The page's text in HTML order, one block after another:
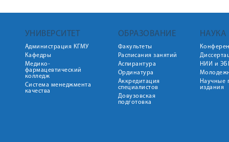
УНИВЕРСИТЕТ
Администрация КГМУ
Кафедры
Медико-
фармацевтический
колледж
Система менеджмента
качества
ОБРАЗОВАНИЕ
Факультеты
Расписания занятий
Аспирантура
Ординатура
Аккредитация
специалистов
Довузовская
подготовка
НАУКА
НИИ и
Научные
издания